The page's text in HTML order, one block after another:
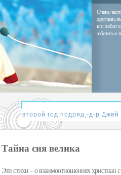
Очень
другими,
кто любит
заботясь о
Тайна сия велика
Эти стихи – о взаимоотношениях христиан